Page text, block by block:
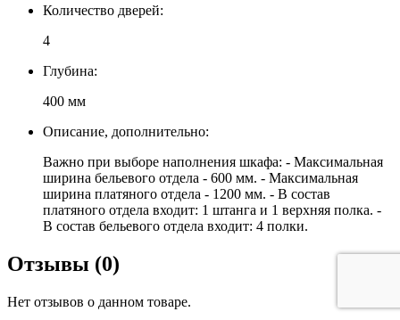
Количество дверей:
4
Глубина:
400 мм
Описание, дополнительно:
Важно при выборе наполнения шкафа: - Максимальная
ширина бельевого отдела - 600 мм. - Максимальная
ширина платяного отдела - 1200 мм. - В состав
платяного отдела входит: 1 штанга и 1 верхняя полка. -
В состав бельевого отдела входит: 4 полки.
Отзывы (0)
Нет отзывов о данном товаре.